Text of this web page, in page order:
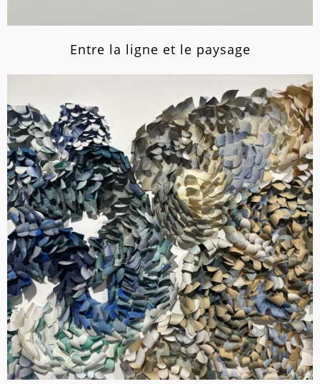
Entre la ligne et le paysage